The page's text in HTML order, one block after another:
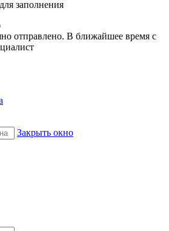
заполнения
отправлено. В ближайшее время с
Закрыть окно